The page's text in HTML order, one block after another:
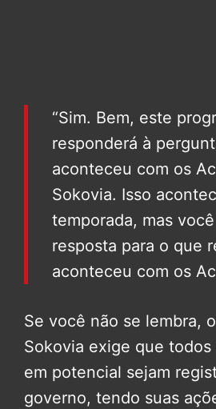
“Sim. Bem, este
responderá à
aconteceu com os
Sokovia. Isso
temporada, mas
resposta para o que
aconteceu com os
Se você não se lembra,
Sokovia exige que
em potencial sejam
governo, tendo suas